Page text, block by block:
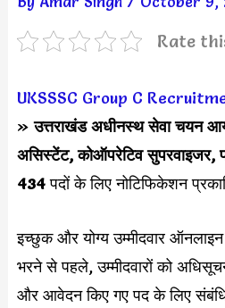
Rate
UKSSSC Group C
»उत्तराखंड अधीनस्थ सेवा चयन
असिस्टेंट, कोऑपरेटिव सुपरवाइजर,
434पदों के लिए नोटिफिकेशन
इच्छुक और योग्य उम्मीदवार
भरने से पहले, उम्मीदवारों को
और आवेदन किए गए पद के लिए